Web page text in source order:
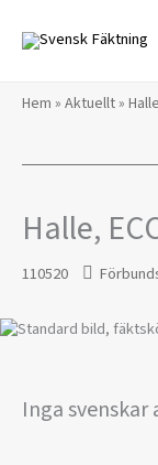
innehåll
Hem » Aktuellt»
Halle,
110520
Inga svenskar